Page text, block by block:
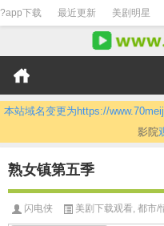
?app下载 最近更新 美剧明星
本站域名变更为https://
影院
熟女镇第五季
闪电侠 美剧下载观看, 都市/